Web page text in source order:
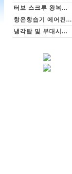
터보 스크루 왕복...
항온항습기 에어컨...
냉각탑 및 부대시...